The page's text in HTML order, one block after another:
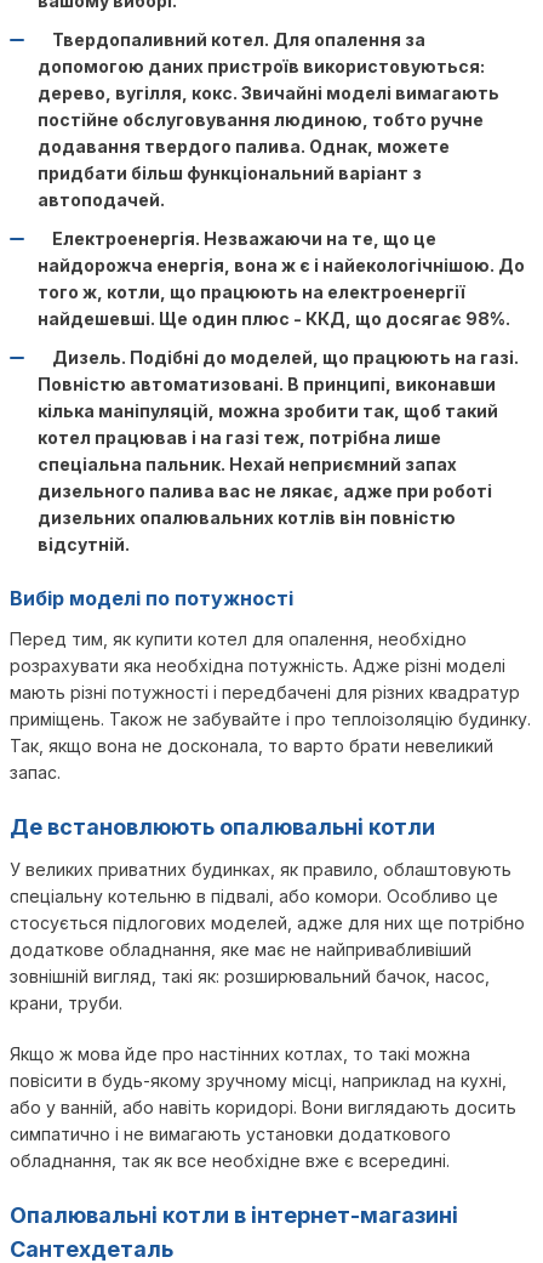
Твердопаливний котел. Для опалення за
допомогою даних пристроїв використовуються:
дерево, вугілля, кокс. Звичайні моделі вимагають
постійне обслуговування людиною, тобто ручне
додавання твердого палива. Однак, можете
придбати більш функціональний варіант з
автоподачей.
Електроенергія. Незважаючи на те, що це
найдорожча енергія, вона ж є і найекологічнішою. До
того ж, котли, що працюють на електроенергії
найдешевші. Ще один плюс - ККД, що досягає 98%.
Дизель. Подібні до моделей, що працюють на газі.
Повністю автоматизовані. В принципі, виконавши
кілька маніпуляцій, можна зробити так, щоб такий
котел працював і на газі теж, потрібна лише
спеціальна пальник. Нехай неприємний запах
дизельного палива вас не лякає, адже при роботі
дизельних опалювальних котлів він повністю
відсутній.
Вибір моделі по потужності
Перед тим, як купити котел для опалення, необхідно
розрахувати яка необхідна потужність. Адже різні моделі
мають різні потужності і передбачені для різних квадратур
приміщень. Також не забувайте і про теплоізоляцію будинку.
Так, якщо вона не досконала, то варто брати невеликий
запас.
Де встановлюють опалювальні котли
У великих приватних будинках, як правило, облаштовують
спеціальну котельню в підвалі, або комори. Особливо це
стосується підлогових моделей, адже для них ще потрібно
додаткове обладнання, яке має не найпривабливіший
зовнішній вигляд, такі як: розширювальний бачок, насос,
крани, труби.
Якщо ж мова йде про настінних котлах, то такі можна
повісити в будь-якому зручному місці, наприклад на кухні,
або у ванній, або навіть коридорі. Вони виглядають досить
симпатично і не вимагають установки додаткового
обладнання, так як все необхідне вже є всередині.
Опалювальні котли в інтернет-магазині
Сантехдеталь